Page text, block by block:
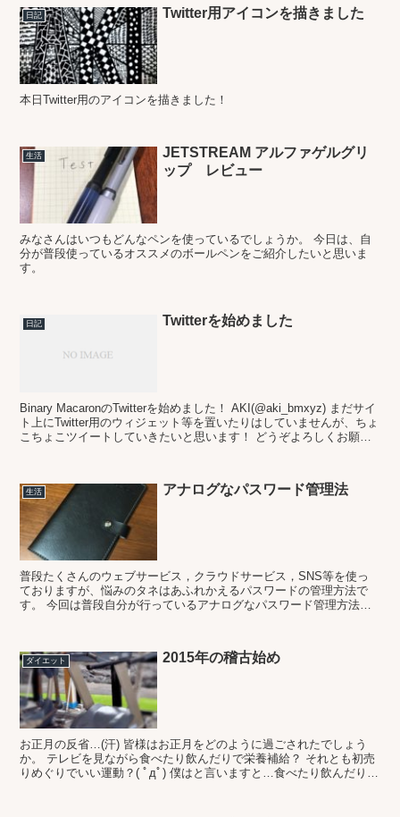
日記 Twitter用アイコンを描きました
本日Twitter用のアイコンを描きました！
生活
JETSTREAM アルファゲルグリ
ップ レビュー
みなさんはいつもどんなペンを使っているでしょうか。 今日は、自
分が普段使っているオススメのボールペンをご紹介したいと思いま
す。
日記 Twitterを始めました
Binary MacaronのTwitterを始めました！ AKI(@aki_bmxyz) まだサイ
ト上にTwitter用のウィジェット等を置いたりはしていませんが、ちょ
こちょこツイートしていきたいと思います！ どうぞよろしくお願い
生活 アナログなパスワード管理法
普段たくさんのウェブサービス，クラウドサービス，SNS等を使っ
ておりますが、悩みのタネはあふれかえるパスワードの管理方法で
す。 今回は普段自分が行っているアナログなパスワード管理方法を
ダイエット 2015年の稽古始め
お正月の反省…(汗) 皆様はお正月をどのように過ごされたでしょう
か。 テレビを見ながら食べたり飲んだりで栄養補給？ それとも初売
りめぐりでいい運動？( ﾟдﾟ) 僕はと言いますと…食べたり飲んだりで